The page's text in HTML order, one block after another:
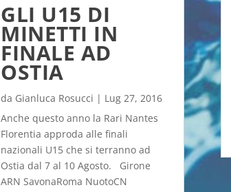
GLI U15 DI
MINETTI IN
FINALE AD
OSTIA
da Gianluca Rosucci | Lug 27, 2016
Anche questo anno la Rari Nantes
Florentia approda alle finali
nazionali U15 che si terranno ad
Ostia dal 7 al 10 Agosto. Girone
ARN SavonaRoma NuotoCN